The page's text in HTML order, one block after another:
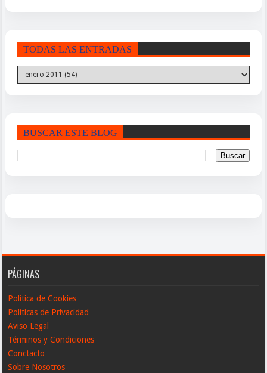
TODAS LAS ENTRADAS
BUSCAR ESTE BLOG
PÁGINAS
Política de Cookies
Políticas de Privacidad
Aviso Legal
Términos y Condiciones
Conctacto
Sobre Nosotros